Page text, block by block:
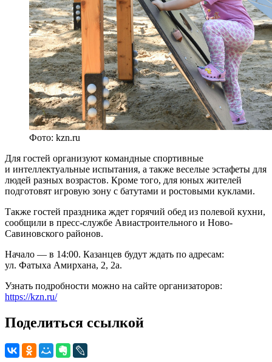
Фото: kzn.ru
Для гостей организуют командные спортивные
и интеллектуальные испытания, а также веселые эстафеты для
людей разных возрастов. Кроме того, для юных жителей
подготовят игровую зону с батутами и ростовыми куклами.
Также гостей праздника ждет горячий обед из полевой кухни,
сообщили в пресс-службе Авиастроительного и Ново-
Савиновского районов.
Начало — в 14:00. Казанцев будут ждать по адресам:
ул. Фатыха Амирхана, 2, 2а.
Узнать подробности можно на сайте организаторов:
https://kzn.ru/
Поделиться ссылкой